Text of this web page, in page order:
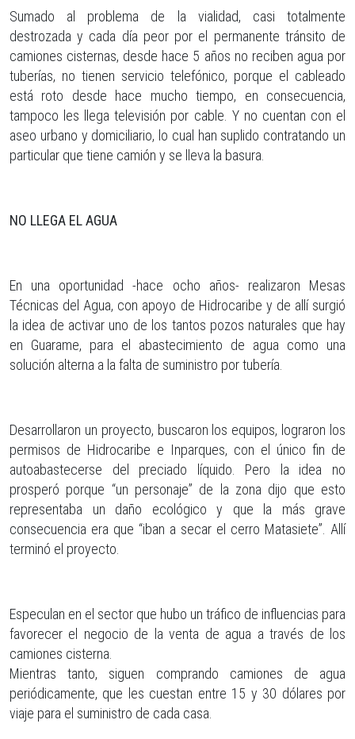
Sumado al problema de la vialidad, casi totalmente
destrozada y cada día peor por el permanente tránsito de
camiones cisternas, desde hace 5 años no reciben agua por
tuberías, no tienen servicio telefónico, porque el cableado
está roto desde hace mucho tiempo, en consecuencia,
tampoco les llega televisión por cable. Y no cuentan con el
aseo urbano y domiciliario, lo cual han suplido contratando un
particular que tiene camión y se lleva la basura.
NO LLEGA EL AGUA
En una oportunidad -hace ocho años- realizaron Mesas
Técnicas del Agua, con apoyo de Hidrocaribe y de allí surgió
la idea de activar uno de los tantos pozos naturales que hay
en Guarame, para el abastecimiento de agua como una
solución alterna a la falta de suministro por tubería.
Desarrollaron un proyecto, buscaron los equipos, lograron los
permisos de Hidrocaribe e Inparques, con el único fin de
autoabastecerse del preciado líquido. Pero la idea no
prosperó porque “un personaje” de la zona dijo que esto
representaba un daño ecológico y que la más grave
consecuencia era que “iban a secar el cerro Matasiete”. Allí
terminó el proyecto.
Especulan en el sector que hubo un tráfico de influencias para
favorecer el negocio de la venta de agua a través de los
camiones cisterna.
Mientras tanto, siguen comprando camiones de agua
periódicamente, que les cuestan entre 15 y 30 dólares por
viaje para el suministro de cada casa.